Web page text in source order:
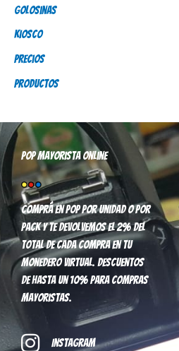
p
o
Golosinas
Kiosco
Precios
Productos
Pop mayorista online
Comprá en pop por unidad o por
pack y te devolvemos el 2% del
total de cada compra en tu
monedero virtual. Descuentos
de hasta un 10% para compras
mayoristas.
Instagram